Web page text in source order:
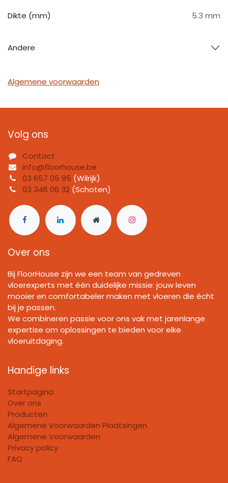
Dikte (mm) 5.3 mm
Andere
Algemene voorwaarden
Volg ons
Contact
info@floorhouse.be
03 657 05 95 (Wilrijk)
03 346 06 32 (Schoten)
Over ons
Bij FloorHouse zijn we een team van gedreven
vloerexperts met één duidelijke missie: jouw leven
mooier en comfortabeler maken met vloeren die écht
bij je passen.
We combineren passie voor ons vak met jarenlange
expertise om oplossingen te bieden voor elke
vloeruitdaging.
Handige links
Startpagina
Over ons
Producten
Algemene Voorwaarden Plaatsingen
Algemene Voorwaarden
Privacy policy
FAQ